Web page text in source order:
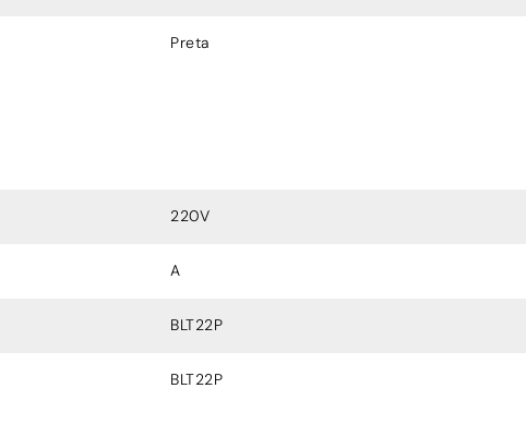
Preta
220V
A
BLT22P
BLT22P